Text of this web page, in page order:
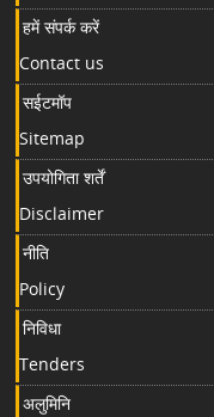
हमें संपर्क करें
Contact us
सईटमॉप
Sitemap
उपयोगिता शर्तें
Disclaimer
नीति
Policy
निविधा
Tenders
अलुमिनि